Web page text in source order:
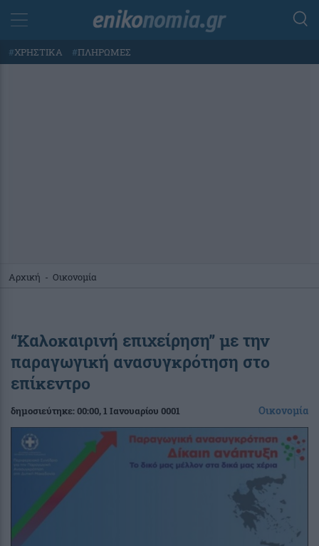
#ΧΡΗΣΤΙΚΑ #ΠΛΗΡΩΜΕΣ
Αρχική - Οικονομία
“Καλοκαιρινή επιχείρηση” με την
παραγωγική ανασυγκρότηση στο
επίκεντρο
δημοσιεύτηκε:00:00, 1 Ιανουαρίου 0001 Οικονομία